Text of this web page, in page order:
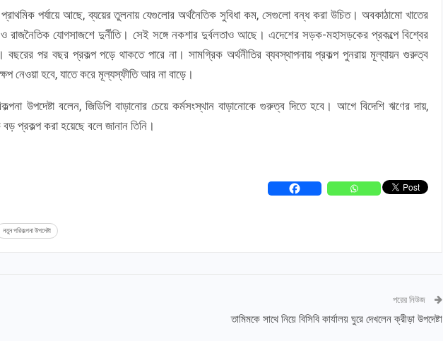
পর্যায়ে আছে, ব্যয়ের তুলনায় যেগুলোর অর্থনৈতিক সুবিধা কম, সেগুলো বন্ধ করা উচিত। অবকাঠামো খাতের
ও রাজনৈতিক যোগসাজশে দুর্নীতি। সেই সঙ্গে নকশার দুর্বলতাও আছে। এদেশের সড়ক-মহাসড়কের প্রকল্পে বিশ্বের
বছরের পর বছর প্রকল্প পড়ে থাকতে পারে না। সামগ্রিক অর্থনীতির ব্যবস্থাপনায় প্রকল্প পুনরায় মূল্যায়ন গুরুত্ব
নেওয়া হবে, যাতে করে মূল্যস্ফীতি আর না বাড়ে।
উপদেষ্টা বলেন, জিডিপি বাড়ানোর চেয়ে কর্মসংস্থান বাড়ানোকে গুরুত্ব দিতে হবে। আগে বিদেশি ঋণের দায়,
প্রকল্প করা হয়েছে বলে জানান তিনি।
নতুন পরিকল্পনা উপদেষ্টা
পরের নিউজ
তামিমকে সাথে নিয়ে বিসিবি কার্যালয় ঘুরে দেখলেন ক্রীড়া উপদেষ্টা